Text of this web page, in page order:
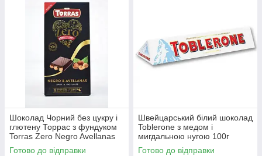
Шоколад Чорний без цукру і
глютену Торрас з фундуком
Torras Zero Negro Avellanas
150 г Іспанія
Готово до відправки
Швейцарський білий шоколад
Toblerone з медом і
мигдальною нугою 100г
Готово до відправки